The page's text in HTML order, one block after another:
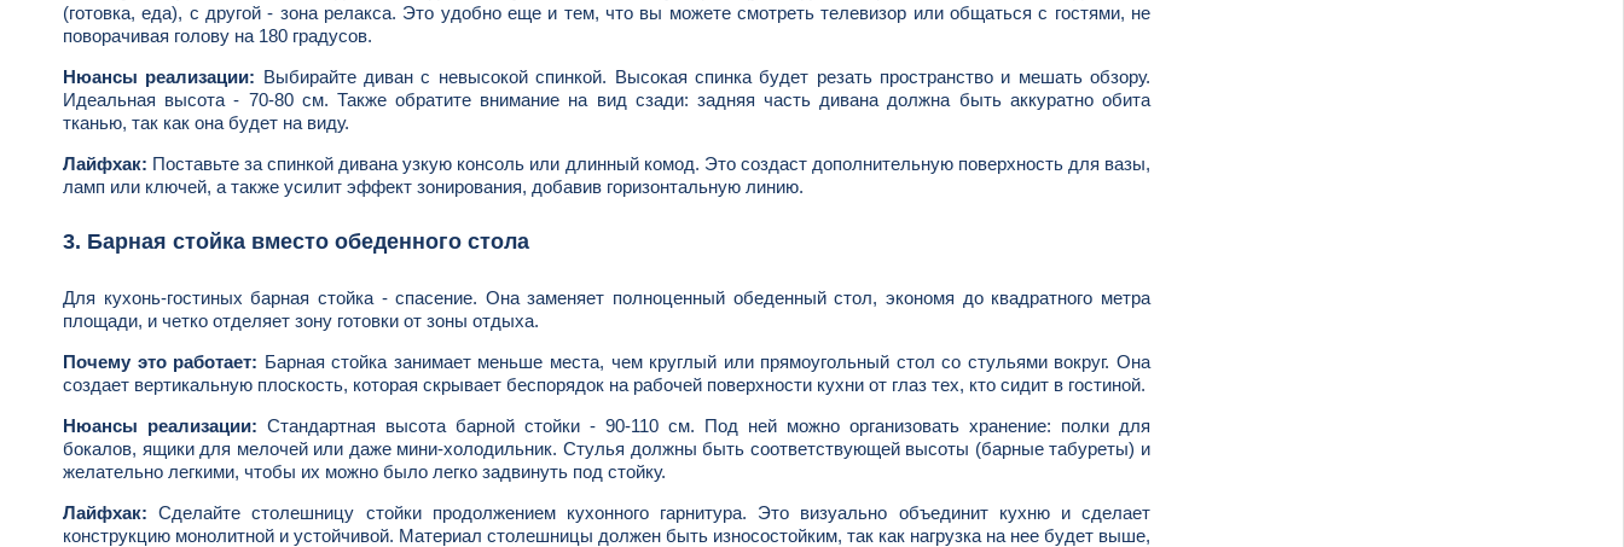
(готовка, еда), с другой - зона релакса. Это удобно еще и тем, что вы можете смотреть телевизор или общаться с гостями, не
поворачивая голову на 180 градусов.
Нюансы реализации: Выбирайте диван с невысокой спинкой. Высокая спинка будет резать пространство и мешать обзору.
Идеальная высота - 70-80 см. Также обратите внимание на вид сзади: задняя часть дивана должна быть аккуратно обита
тканью, так как она будет на виду.
Лайфхак: Поставьте за спинкой дивана узкую консоль или длинный комод. Это создаст дополнительную поверхность для вазы,
ламп или ключей, а также усилит эффект зонирования, добавив горизонтальную линию.
3. Барная стойка вместо обеденного стола
Для кухонь-гостиных барная стойка - спасение. Она заменяет полноценный обеденный стол, экономя до квадратного метра
площади, и четко отделяет зону готовки от зоны отдыха.
Почему это работает: Барная стойка занимает меньше места, чем круглый или прямоугольный стол со стульями вокруг. Она
создает вертикальную плоскость, которая скрывает беспорядок на рабочей поверхности кухни от глаз тех, кто сидит в гостиной.
Нюансы реализации: Стандартная высота барной стойки - 90-110 см. Под ней можно организовать хранение: полки для
бокалов, ящики для мелочей или даже мини-холодильник. Стулья должны быть соответствующей высоты (барные табуреты) и
желательно легкими, чтобы их можно было легко задвинуть под стойку.
Лайфхак: Сделайте столешницу стойки продолжением кухонного гарнитура. Это визуально объединит кухню и сделает
конструкцию монолитной и устойчивой. Материал столешницы должен быть износостойким, так как нагрузка на нее будет выше,